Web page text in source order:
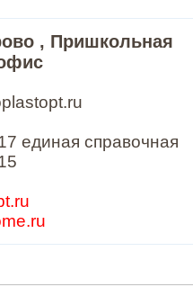
, Пришкольная
единая справочная